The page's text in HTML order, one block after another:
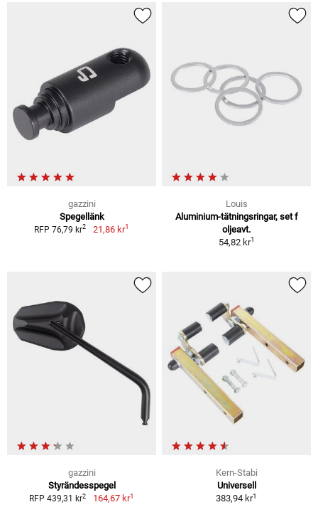
gazzini
Spegellänk
RFP 76,79 kr2 21,86 kr1
Louis
Aluminium-tätningsringar, set f
oljeavt.
54,82 kr1
gazzini
Styrändesspegel
RFP 439,31 kr2 164,67 kr1
Kern-Stabi
Universell
383,94 kr1